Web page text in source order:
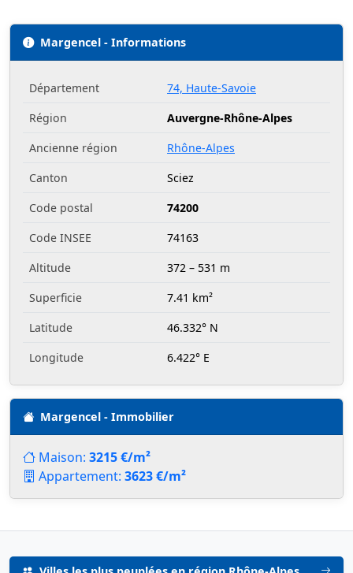
Margencel - Informations
Département
74, Haute-Savoie
Région
Auvergne-Rhône-Alpes
Ancienne région
Rhône-Alpes
Canton
Sciez
Code postal
74200
Code INSEE
74163
Altitude
372 – 531 m
Superficie
7.41 km²
Latitude
46.332° N
Longitude
6.422° E
Margencel - Immobilier
Maison: 3215 €/m²
Appartement: 3623 €/m²